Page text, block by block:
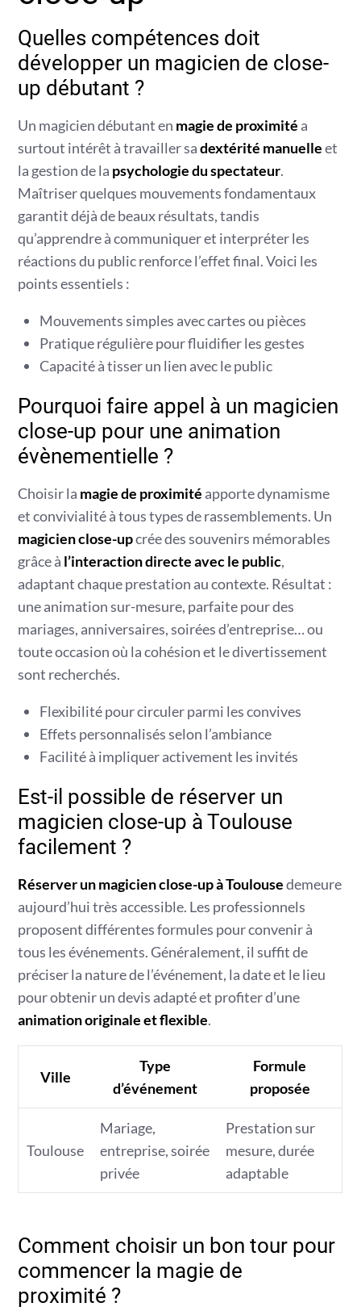
Quelles compétences doit
développer un magicien de close-
up débutant ?
Un magicien débutant en magie de proximité a
surtout intérêt à travailler sadextérité manuelleet
la gestion de la psychologie du spectateur.
Maîtriser quelques mouvements fondamentaux
garantit déjà de beaux résultats, tandis
qu’apprendre à communiquer et interpréter les
réactions du public renforce l’effet final. Voici les
points essentiels :
Mouvements simples avec cartes ou pièces
Pratique régulière pour fluidifier les gestes
Capacité à tisser un lien avec le public
Pourquoi faire appel à un magicien
close-up pour une animation
évènementielle ?
Choisir la magie de proximité apporte dynamisme
et convivialité à tous types de rassemblements. Un
magicien close-upcrée des souvenirs mémorables
grâce à l’interaction directe avec le public,
adaptant chaque prestation au contexte. Résultat :
une animation sur-mesure, parfaite pour des
mariages, anniversaires, soirées d’entreprise… ou
toute occasion où la cohésion et le divertissement
sont recherchés.
Flexibilité pour circuler parmi les convives
Effets personnalisés selon l’ambiance
Facilité à impliquer activement les invités
Est-il possible de réserver un
magicien close-up à Toulouse
facilement ?
Réserver un magicien close-up à Toulousedemeure
aujourd’hui très accessible. Les professionnels
proposent différentes formules pour convenir à
tous les événements. Généralement, il suffit de
préciser la nature de l’événement, la date et le lieu
pour obtenir un devis adapté et profiter d’une
animation originale et flexible.
Ville
Type
d’événement
Formule
proposée
Toulouse
Mariage,
entreprise, soirée
privée
Prestation sur
mesure, durée
adaptable
Comment choisir un bon tour pour
commencer la magie de
proximité ?